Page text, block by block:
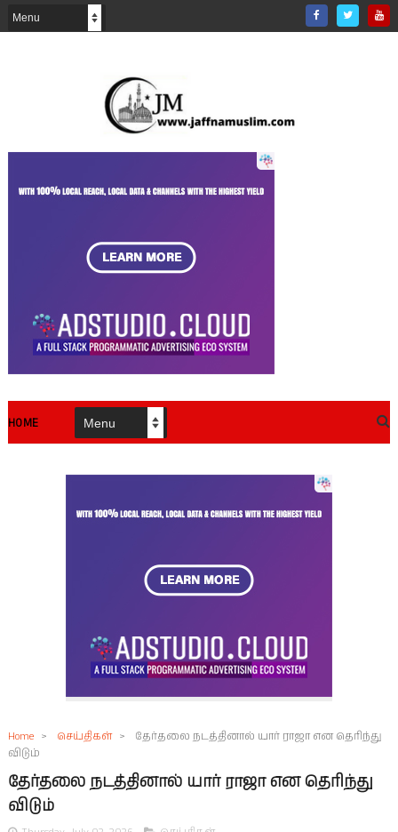
HOME
Home > செய்திகள் >
தேர்தலை நடத்தினால் யார் ராஜா என தெரிந்து
விடும்
தேர்தலை நடத்தினால் யார் ராஜா என தெரிந்து
விடும்